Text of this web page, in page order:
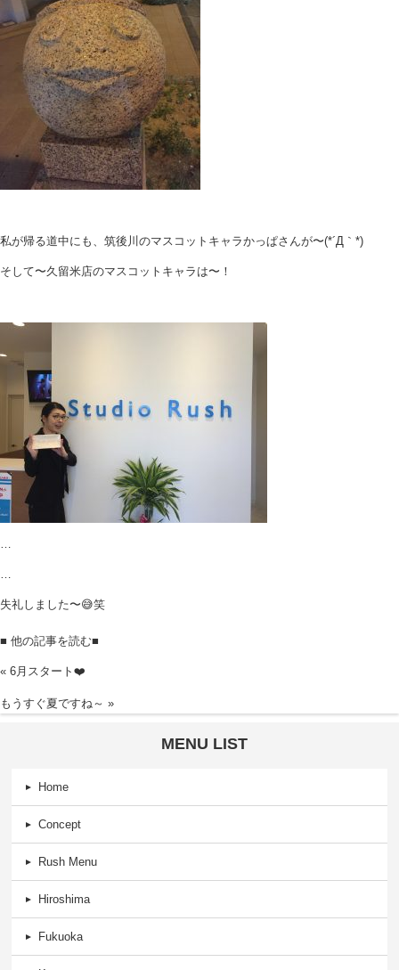
私が帰る道中にも、筑後川のマスコットキャラかっぱさんが〜(*´Д｀*)
そして〜久留米店のマスコットキャラは〜！
失礼しました〜😅笑
■ 他の記事を読む■
« 6月スタート❤️
もうすぐ夏ですね～ »
MENU LIST
Home
Concept
Rush Menu
Hiroshima
Fukuoka